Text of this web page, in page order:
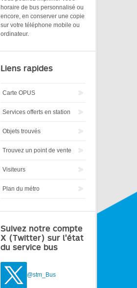
horaire de bus personnalisé ou
encore, en conserver une copie
sur votre téléphone mobile ou
ordinateur.
Liens rapides
Carte OPUS
Services offerts en station
Objets trouvés
Trouvez un point de vente
Visiteurs
Plan du métro
Suivez notre compte
X (Twitter) sur l'état
du service bus
@stm_Bus